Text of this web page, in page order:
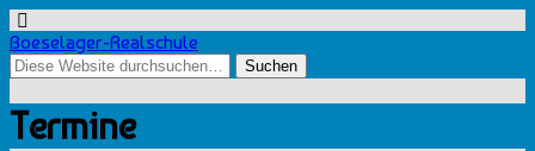
Boeselager-Realschule
Termine